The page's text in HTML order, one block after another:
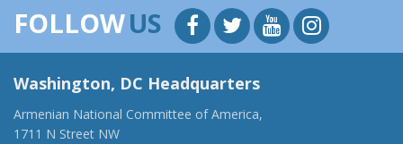
FOLLOWUS
Washington, DC Headquarters
Armenian National Committee of America,
1711 N Street NW